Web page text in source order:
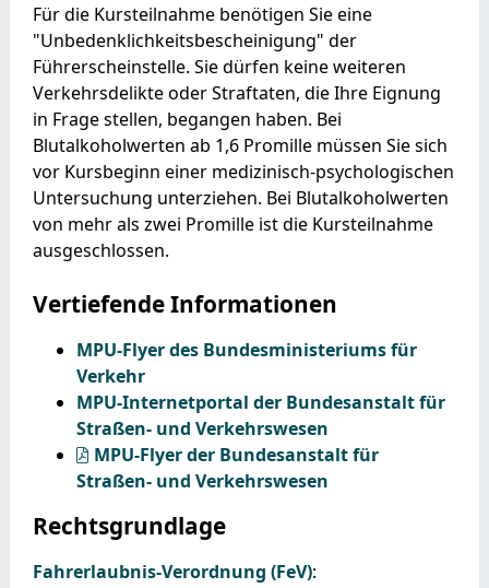
Für die Kursteilnahme benötigen Sie eine
"Unbedenklichkeitsbescheinigung" der
Führerscheinstelle. Sie dürfen keine weiteren
Verkehrsdelikte oder Straftaten, die Ihre Eignung
in Frage stellen, begangen haben. Bei
Blutalkoholwerten ab 1,6 Promille müssen Sie sich
vor Kursbeginn einer medizinisch-psychologischen
Untersuchung unterziehen. Bei Blutalkoholwerten
von mehr als zwei Promille ist die Kursteilnahme
ausgeschlossen.
Vertiefende Informationen
MPU-Flyer des Bundesministeriums für
Verkehr
MPU-Internetportal der Bundesanstalt für
Straßen- und Verkehrswesen
MPU-Flyer der Bundesanstalt für
Straßen- und Verkehrswesen
Rechtsgrundlage
Fahrerlaubnis-Verordnung (FeV):